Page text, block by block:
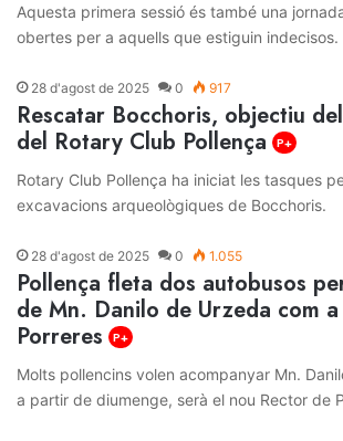
Aquesta primera sessió és també una
obertes per a aquells que estiguin indecisos.
28 d'agost de 2025 0 917
Rescatar Bocchoris, objectiu
del Rotary Club Pollença
P+
Rotary Club Pollença ha iniciat les tasques
excavacions arqueològiques de Bocchoris.
28 d'agost de 2025 0 1.055
Pollença fleta dos autobusos
de Mn. Danilo de Urzeda com
Porreres
P+
Molts pollencins volen acompanyar Mn.
a partir de diumenge, serà el nou Rector de